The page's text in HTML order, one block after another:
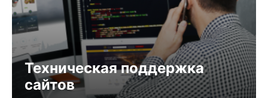
Техническая поддержка
сайтов